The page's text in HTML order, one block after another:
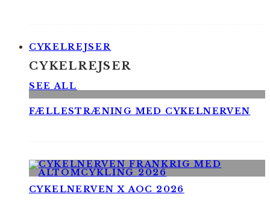
CYKELREJSER
CYKELREJSER
SEE ALL
FÆLLESTRÆNING MED CYKELNERVEN
CYKELNERVEN X AOC 2026